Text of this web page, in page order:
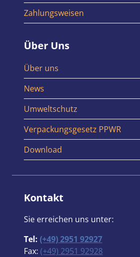
Zahlungsweisen
Über Uns
Über uns
News
Umweltschutz
Verpackungsgesetz PPWR
Download
Kontakt
Sie erreichen uns unter:
Tel: (+49) 2951 92927
Fax: (+49) 2951 92928